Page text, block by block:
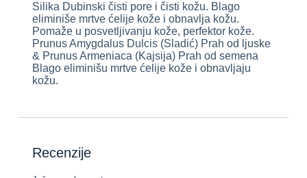
Silika Dubinski čisti pore i čisti kožu. Blago
eliminiše mrtve ćelije kože i obnavlja kožu.
Pomaže u posvetljivanju kože, perfektor kože.
Prunus Amygdalus Dulcis (Sladić) Prah od ljuske
& Prunus Armeniaca (Kajsija) Prah od semena
Blago eliminišu mrtve ćelije kože i obnavljaju
kožu.
Recenzije